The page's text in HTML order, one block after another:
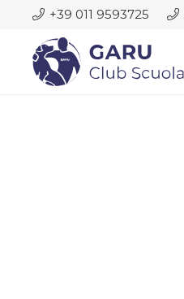
+39 011 9593725